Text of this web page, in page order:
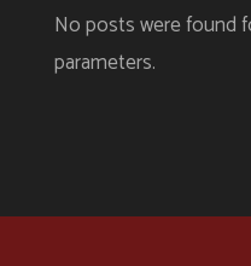
No posts were found
parameters.